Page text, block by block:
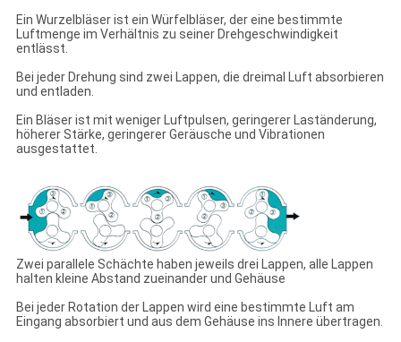
Ein Wurzelbläser ist ein Würfelbläser, der eine bestimmte
Luftmenge im Verhältnis zu seiner Drehgeschwindigkeit
entlässt.
Bei jeder Drehung sind zwei Lappen, die dreimal Luft absorbieren
und entladen.
Ein Bläser ist mit weniger Luftpulsen, geringerer Laständerung,
höherer Stärke, geringerer Geräusche und Vibrationen
ausgestattet.
Zwei parallele Schächte haben jeweils drei Lappen, alle Lappen
halten kleine Abstand zueinander und Gehäuse
Bei jeder Rotation der Lappen wird eine bestimmte Luft am
Eingang absorbiert und aus dem Gehäuse ins Innere übertragen.